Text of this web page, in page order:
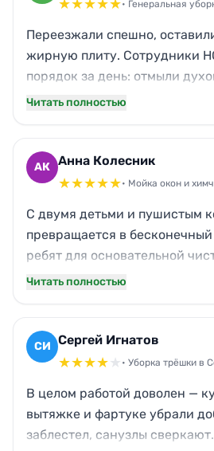
★★★★★• Генеральная
Переезжали спешно,
жирную плиту. Сотрудники
порядок за день: отмыли
холодильник, сантехнику
Квартира словно заново
Читать полностью
АК Анна Колесник
★★★★★• Мойка окон и
С двумя детьми и пушистым
превращается в
ребят для основательной
стёкла, вывели пятна с
Очень признательна!
Читать полностью
СИ Сергей Игнатов
★★★★★ • Уборка трёшки в
В целом работой доволен —
вытяжке и фартуке убрали
заблестел, санузлы